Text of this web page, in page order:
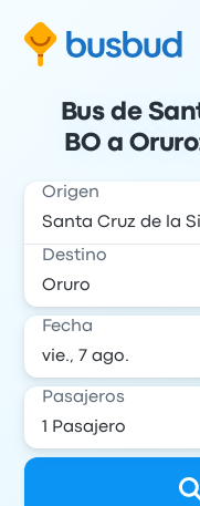
Bus de
BO a
Origen
Destino
Fecha
Pasajeros